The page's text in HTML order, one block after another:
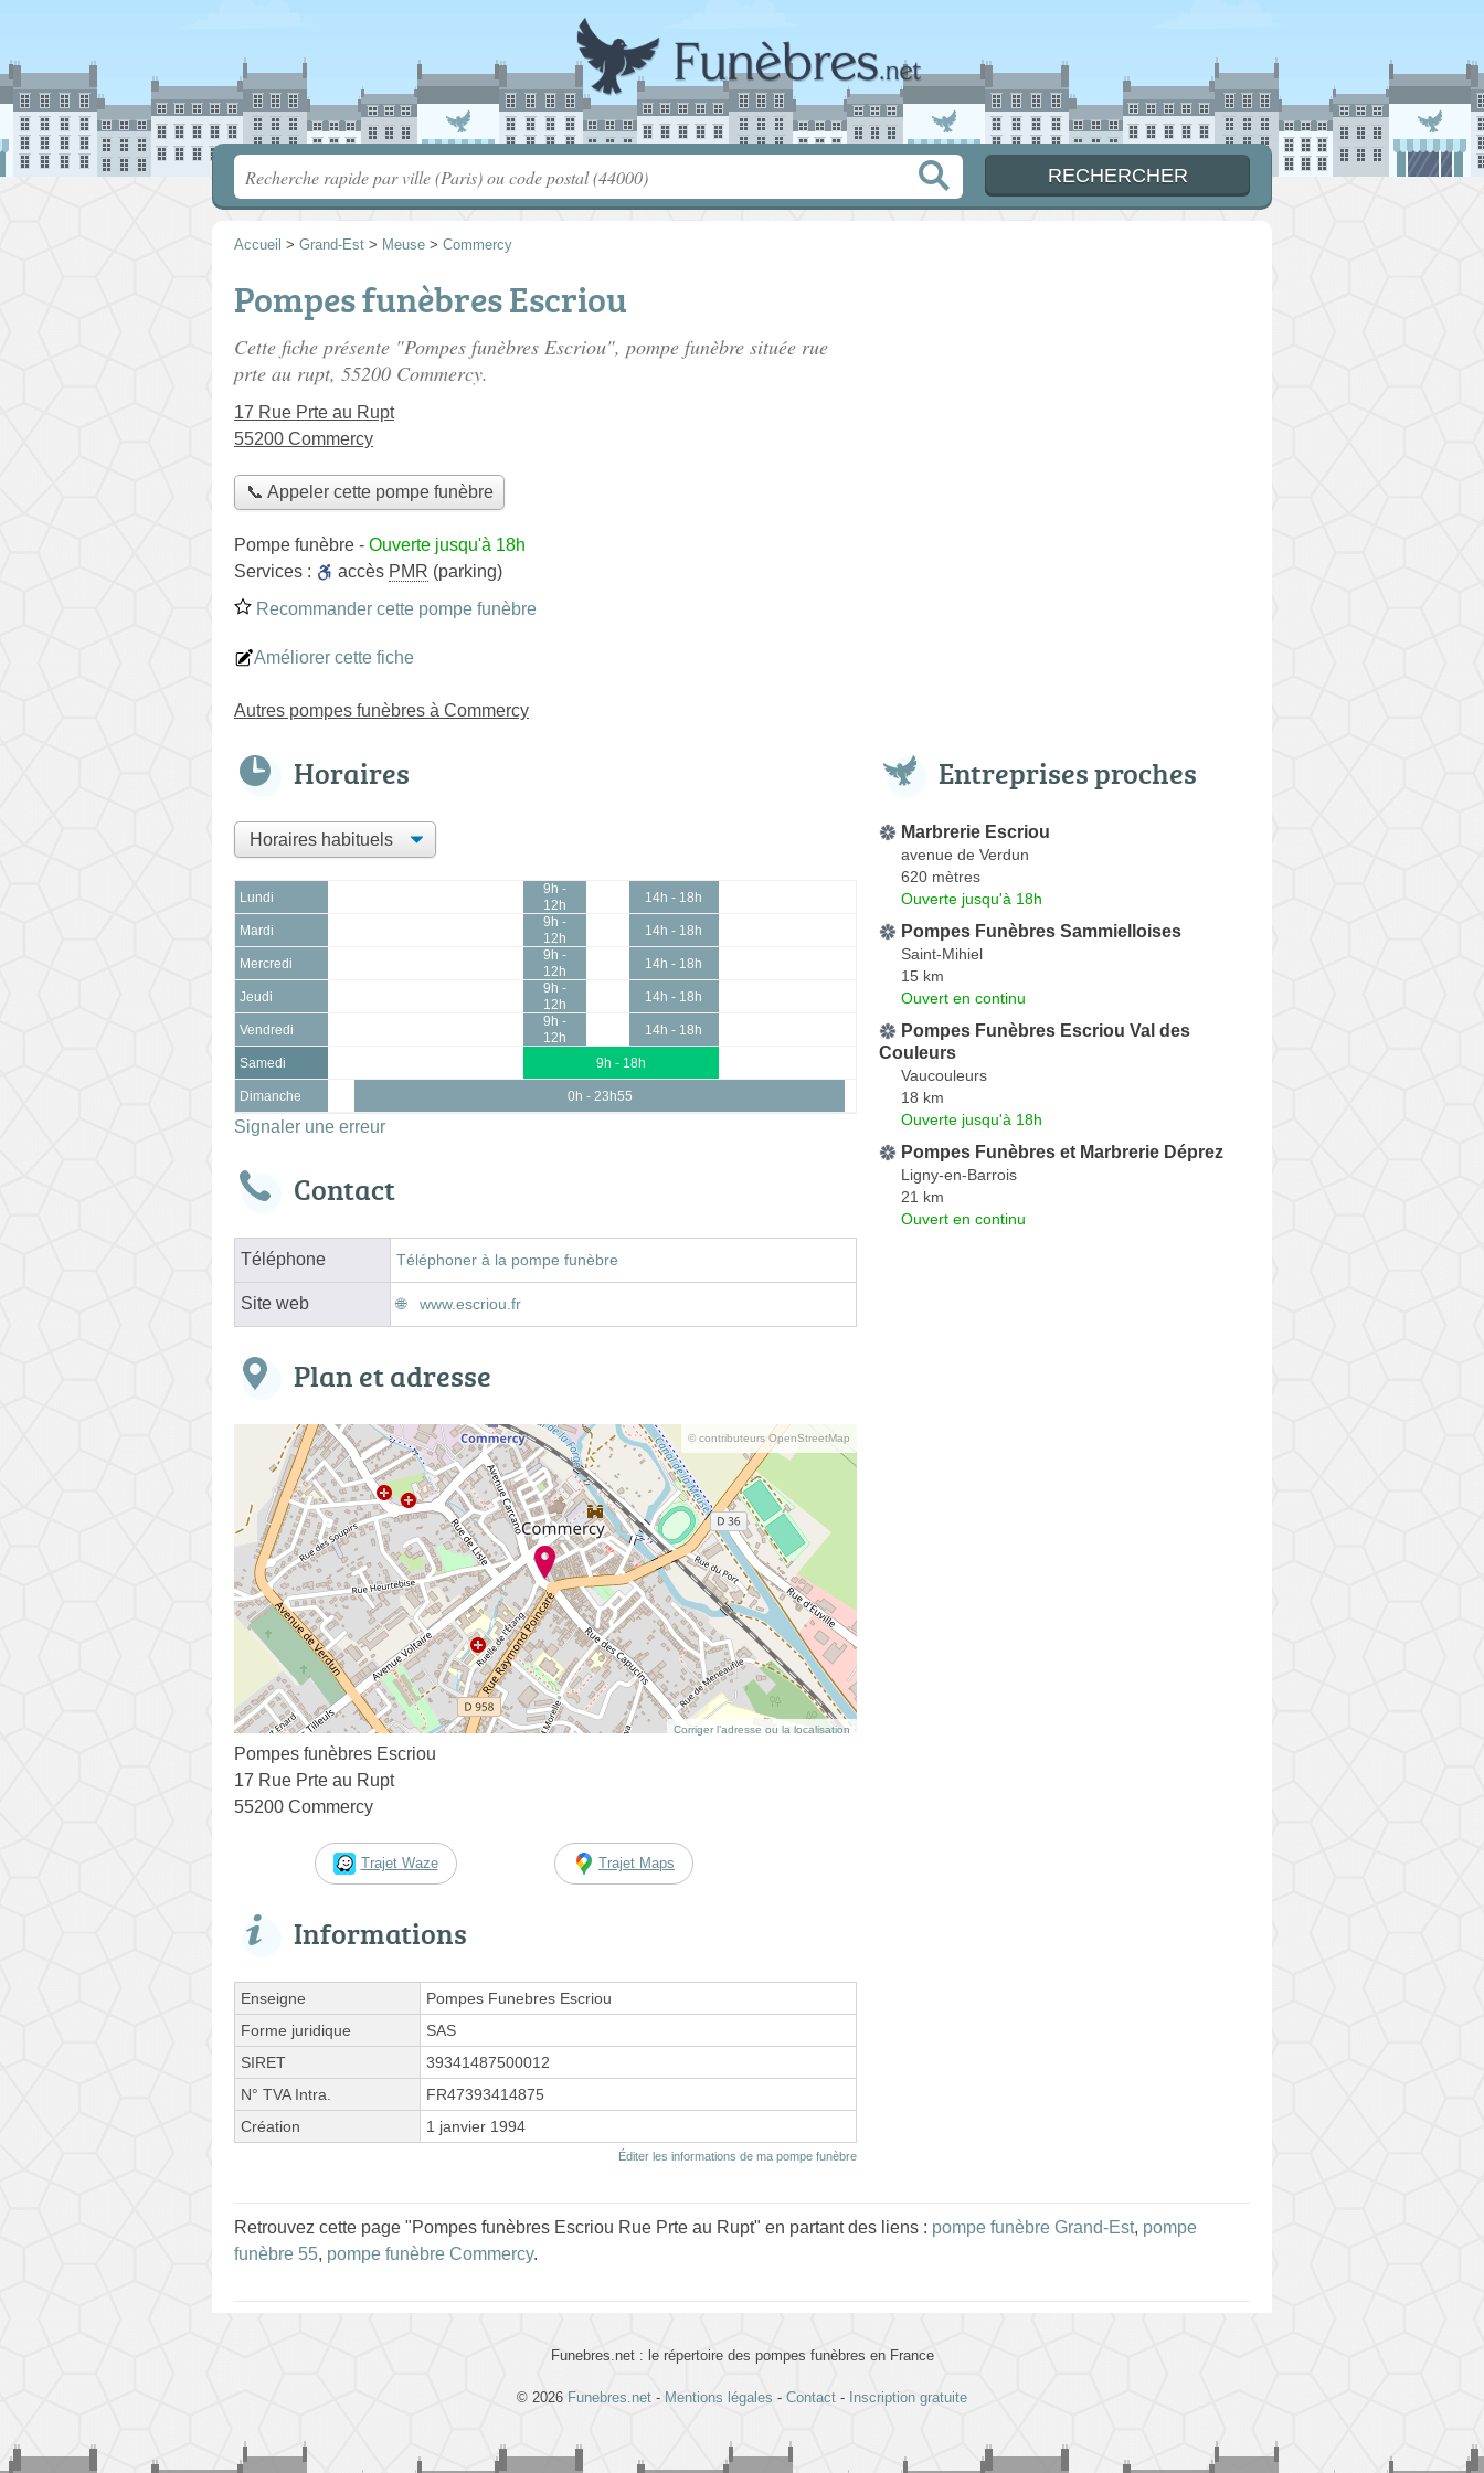
Accueil > Grand-Est > Meuse > Commercy
Pompes funèbres Escriou
Cette fiche présente "Pompes funèbres Escriou", pompe funèbre située rue
prte au rupt, 55200 Commercy.
17 Rue Prte au Rupt
55200 Commercy
📞 Appeler cette pompe funèbre
Pompe funèbre - Ouverte jusqu'à 18h
Services :
accès PMR (parking)
Recommander cette pompe funèbre
Améliorer cette fiche
Autres pompes funèbres à Commercy
Horaires
Lundi
9h -
12h
14h - 18h
Mardi
9h -
12h
14h - 18h
Mercredi
9h -
12h
14h - 18h
Jeudi
9h -
12h
14h - 18h
Vendredi
9h -
12h
14h - 18h
Samedi 9h - 18h
Dimanche 0h - 23h55
Signaler une erreur
Contact
Téléphone Téléphoner à la pompe funèbre
Site web www.escriou.fr
Plan et adresse
© contributeurs OpenStreetMap
Corriger l’adresse ou la localisation
Pompes funèbres Escriou
17 Rue Prte au Rupt
55200 Commercy
Trajet Waze Trajet Maps
Informations
Enseigne
Pompes Funebres Escriou
Forme juridique
SAS
SIRET
39341487500012
N° TVA Intra.
FR47393414875
Création
1 janvier 1994
Éditer les informations de ma pompe funèbre
Entreprises proches
Marbrerie Escriou
avenue de Verdun
620 mètres
Ouverte jusqu'à 18h
Pompes Funèbres Sammielloises
Saint-Mihiel
15 km
Ouvert en continu
Pompes Funèbres Escriou Val des
Couleurs
Vaucouleurs
18 km
Ouverte jusqu'à 18h
Pompes Funèbres et Marbrerie Déprez
Ligny-en-Barrois
21 km
Ouvert en continu
Retrouvez cette page "Pompes funèbres Escriou Rue Prte au Rupt" en partant des liens : pompe funèbre Grand-Est, pompe
funèbre 55, pompe funèbre Commercy.
Funebres.net : le répertoire des pompes funèbres en France
© 2026 Funebres.net - Mentions légales - Contact - Inscription gratuite